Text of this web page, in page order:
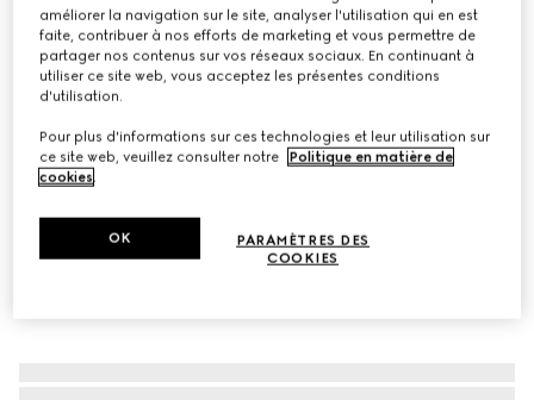
Déclinaisonscuir noir
améliorer la navigation sur le site, analyser l'utilisation qui en est
faite, contribuer à nos efforts de marketing et vous permettre de
partager nos contenus sur vos réseaux sociaux. En continuant à
utiliser ce site web, vous acceptez les présentes conditions
d'utilisation.
Pour plus d'informations sur ces technologies et leur utilisation sur
ce site web, veuillez consulter notre
Politique en matière de
cookies.
PARAMÈTRES DES
COOKIES
OK